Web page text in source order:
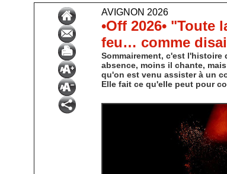
AVIGNON 2026
•Off 2026•
feu… comme
Sommairement, c'est l'histoire
absence, moins il chante,
qu'on est venu assister à un
Elle fait ce qu'elle peut pour